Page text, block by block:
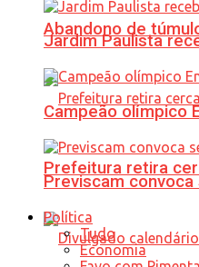
Abandono de
Prefeitura retira
Jardim Paulista
Campeão olímpico
Previscam
Política
Tudo
Economia